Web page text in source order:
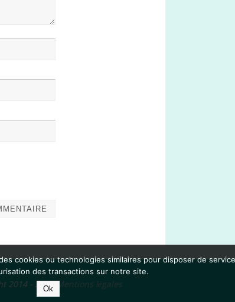
2014 - 2024Mentions légales
cookies ou technologies similaires pour disposer de
des transactions sur notre site.
Ok